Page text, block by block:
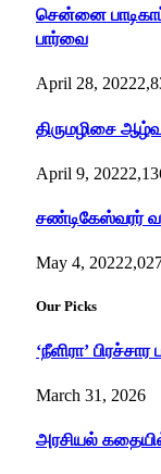
சென்னை
பார்வை
April 28, 2022
திருமழிசை
April 9, 2022
சண்டிகேஸ்வரர்
May 4, 2022
Our Picks
‘நீளிரா’
March 31, 2026
அரசியல்